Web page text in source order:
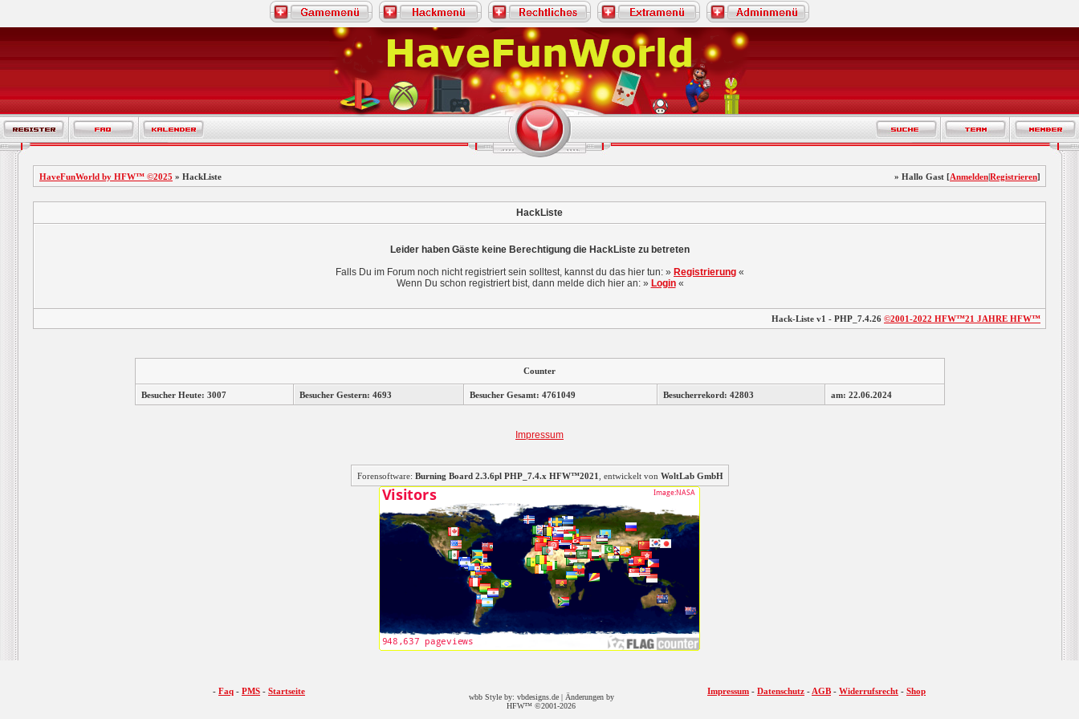
HaveFunWorld by HFW™ ©2025 » HackListe » Hallo Gast [Anmelden|Registrieren]
HackListe
Leider haben Gäste keine Berechtigung die HackListe zu betreten
Falls Du im Forum noch nicht registriert sein solltest, kannst du das hier tun: » Registrierung «
Wenn Du schon registriert bist, dann melde dich hier an: » Login«
Hack-Liste v1 - PHP_7.4.26 ©2001-2022 HFW™21 JAHRE HFW™
Counter
Besucher Heute: 3007 Besucher Gestern: 4693 Besucher Gesamt: 4761049 Besucherrekord: 42803 am: 22.06.2024
Impressum
Forensoftware: Burning Board 2.3.6pl PHP_7.4.x HFW™2021 , entwickelt von WoltLab GmbH
- Faq - PMS - Startseite
wbb Style by: vbdesigns.de | Änderungen by
HFW™ ©2001-2026
Impressum - Datenschutz - AGB - Widerrufsrecht - Shop